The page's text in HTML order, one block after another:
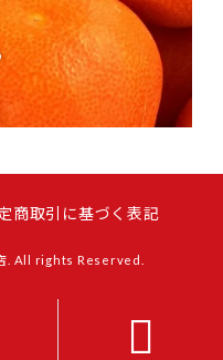
商取引に基づく表記
. All rights Reserved.
